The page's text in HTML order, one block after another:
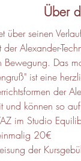
Über
über seinen
Alexander-
Das
ist eine
der
und können so
im Studio
20€
der